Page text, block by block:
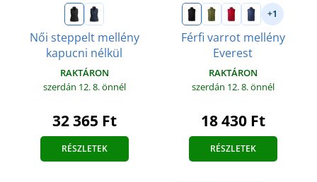
Női steppelt mellény
kapucni nélkül
RAKTÁRON
szerdán 12. 8.önnél
32 365 Ft
RÉSZLETEK
+1
Férfi varrot mellény
Everest
RAKTÁRON
szerdán 12. 8.önnél
18 430 Ft
RÉSZLETEK